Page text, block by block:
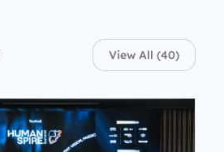
View All (40)